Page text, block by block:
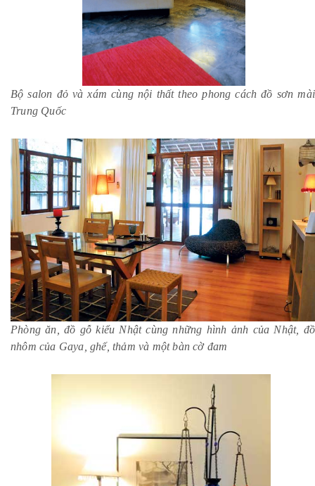
Bộ salon đỏ và xám cùng nội thất theo phong cách đồ sơn mài
Trung Quốc
Phòng ăn, đồ gỗ kiểu Nhật cùng những hình ảnh của Nhật, đồ
nhôm của Gaya, ghế, thảm và một bàn cờ đam